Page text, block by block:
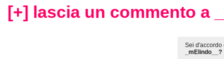
[+] lascia un commento a
Sei d'accordo
_mElindo__?